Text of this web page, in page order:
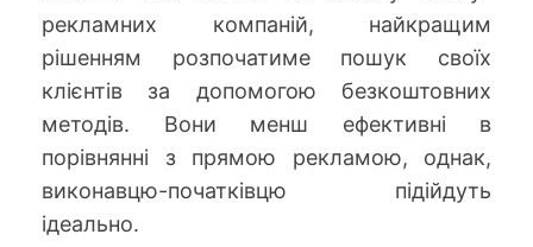
рекламних компаній, найкращим
рішенням розпочатиме пошук своїх
клієнтів за допомогою безкоштовних
методів. Вони менш ефективні в
порівнянні з прямою рекламою, однак,
виконавцю-початківцю підійдуть
ідеально.